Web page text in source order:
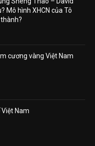
Mô hình XHCN của Tô
cương vàng Việt Nam
Nam